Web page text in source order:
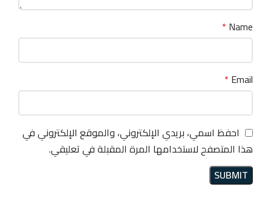
Name
*
Email
*
احفظ اسمي، بريدي الإلكتروني، والموقع الإلكتروني في
هذا المتصفح لاستخدامها المرة المقبلة في تعليقي.